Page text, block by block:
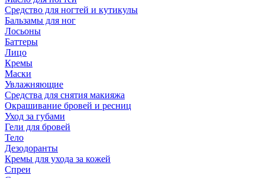
Средство для ногтей и кутикулы
Бальзамы для ног
Лосьоны
Баттеры
Лицо
Кремы
Маски
Увлажняющие
Средства для снятия макияжа
Окрашивание бровей и ресниц
Уход за губами
Гели для бровей
Тело
Дезодоранты
Кремы для ухода за кожей
Спреи